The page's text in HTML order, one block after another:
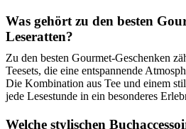
Was gehört zu den besten
Leseratten?
Zu den besten Gourmet-Geschenken
Teesets, die eine entspannende
Die Kombination aus Tee und einem
jede Lesestunde in ein besonderes
Welche stylischen